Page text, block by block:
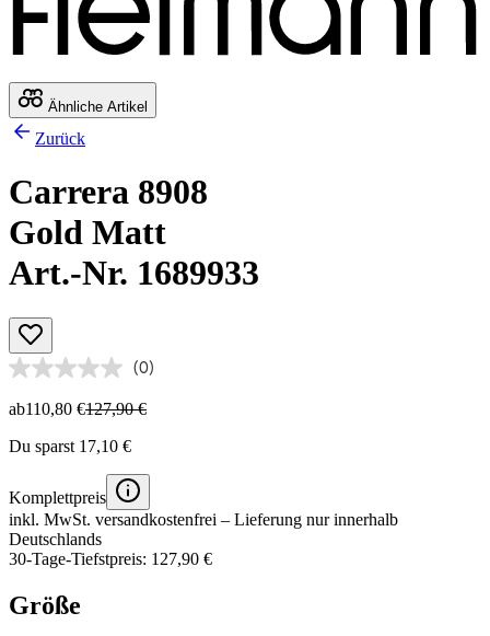
Ähnliche Artikel
Zurück
Carrera 8908
Gold Matt
Art.-Nr. 1689933
(0)
ab110,80 €127,90 €
Du sparst 17,10 €
Komplettpreis
inkl. MwSt. versandkostenfrei – Lieferung nur innerhalb
Deutschlands
30-Tage-Tiefstpreis: 127,90 €
Größe